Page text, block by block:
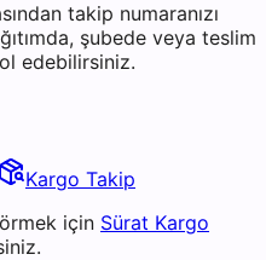
takip numaranızı
şubede veya teslim
edebilirsiniz.
Kargo Takip
için Sürat Kargo